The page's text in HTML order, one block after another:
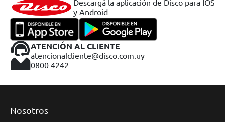
Descargá la aplicación de Disco para IOS
y Android
ATENCIÓN AL CLIENTE
atencionalcliente@disco.com.uy
0800 4242
Nosotros